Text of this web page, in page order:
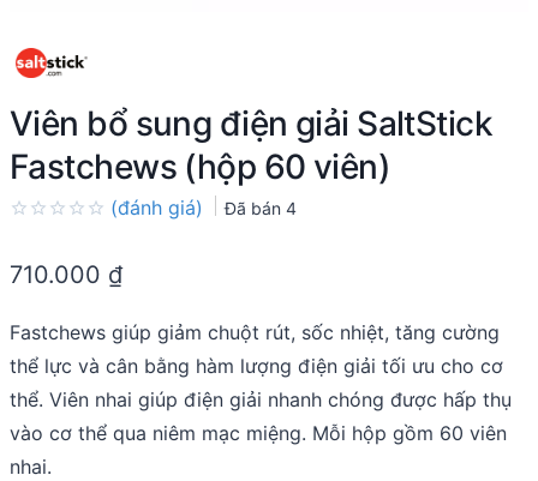
Viên bổ sung điện giải SaltStick
Fastchews (hộp 60 viên)
out
(đánh giá) Đã bán 4
710.000 ₫
Fastchews giúp giảm chuột rút, sốc nhiệt, tăng cường
thể lực và cân bằng hàm lượng điện giải tối ưu cho cơ
thể. Viên nhai giúp điện giải nhanh chóng được hấp thụ
vào cơ thể qua niêm mạc miệng. Mỗi hộp gồm 60 viên
nhai.